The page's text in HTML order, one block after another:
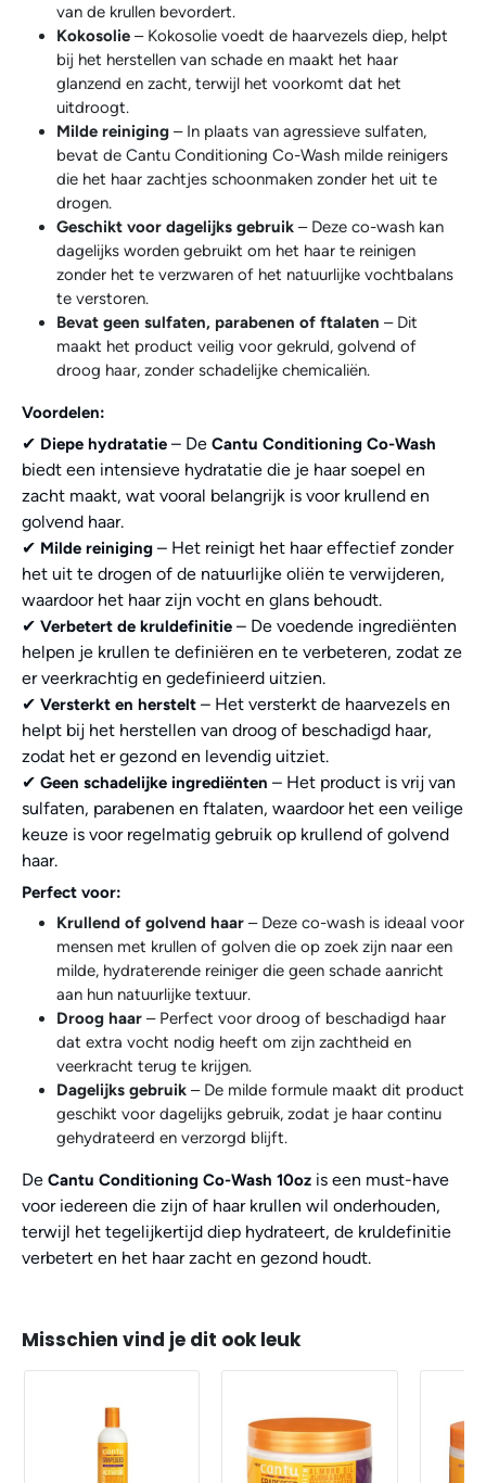
van de krullen bevordert.
Kokosolie – Kokosolie voedt de haarvezels diep, helpt
bij het herstellen van schade en maakt het haar
glanzend en zacht, terwijl het voorkomt dat het
uitdroogt.
Milde reiniging – In plaats van agressieve sulfaten,
bevat de Cantu Conditioning Co-Wash milde reinigers
die het haar zachtjes schoonmaken zonder het uit te
drogen.
Geschikt voor dagelijks gebruik – Deze co-wash kan
dagelijks worden gebruikt om het haar te reinigen
zonder het te verzwaren of het natuurlijke vochtbalans
te verstoren.
Bevat geen sulfaten, parabenen of ftalaten – Dit
maakt het product veilig voor gekruld, golvend of
droog haar, zonder schadelijke chemicaliën.
Voordelen:
✔ Diepe hydratatie – De Cantu Conditioning Co-Wash
biedt een intensieve hydratatie die je haar soepel en
zacht maakt, wat vooral belangrijk is voor krullend en
golvend haar.
✔ Milde reiniging – Het reinigt het haar effectief zonder
het uit te drogen of de natuurlijke oliën te verwijderen,
waardoor het haar zijn vocht en glans behoudt.
✔ Verbetert de kruldefinitie – De voedende ingrediënten
helpen je krullen te definiëren en te verbeteren, zodat ze
er veerkrachtig en gedefinieerd uitzien.
✔ Versterkt en herstelt – Het versterkt de haarvezels en
helpt bij het herstellen van droog of beschadigd haar,
zodat het er gezond en levendig uitziet.
✔ Geen schadelijke ingrediënten – Het product is vrij van
sulfaten, parabenen en ftalaten, waardoor het een veilige
keuze is voor regelmatig gebruik op krullend of golvend
haar.
Perfect voor:
Krullend of golvend haar – Deze co-wash is ideaal voor
mensen met krullen of golven die op zoek zijn naar een
milde, hydraterende reiniger die geen schade aanricht
aan hun natuurlijke textuur.
Droog haar – Perfect voor droog of beschadigd haar
dat extra vocht nodig heeft om zijn zachtheid en
veerkracht terug te krijgen.
Dagelijks gebruik – De milde formule maakt dit product
geschikt voor dagelijks gebruik, zodat je haar continu
gehydrateerd en verzorgd blijft.
De Cantu Conditioning Co-Wash 10oz is een must-have
voor iedereen die zijn of haar krullen wil onderhouden,
terwijl het tegelijkertijd diep hydrateert, de kruldefinitie
verbetert en het haar zacht en gezond houdt.
Misschien vind je dit ook leuk